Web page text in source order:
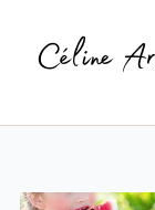
contenu